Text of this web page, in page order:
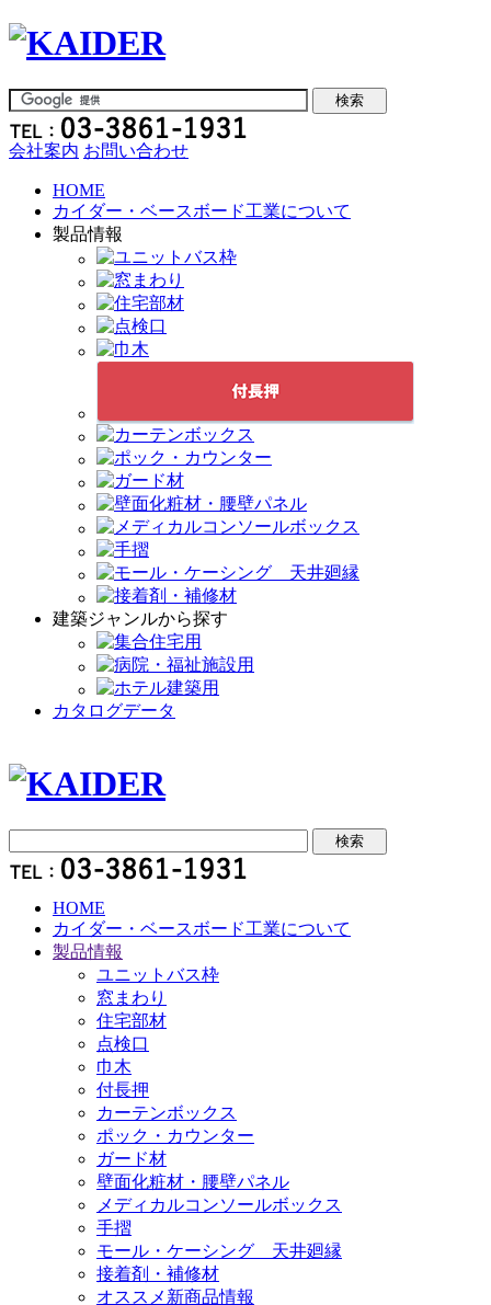
会社案内 お問い合わせ
HOME
カイダー・ベースボード工業について
製品情報
建築ジャンルから探す
カタログデータ
HOME
カイダー・ベースボード工業について
製品情報
ユニットバス枠
窓まわり
住宅部材
点検口
巾木
付長押
カーテンボックス
ポック・カウンター
ガード材
壁面化粧材・腰壁パネル
メディカルコンソールボックス
手摺
モール・ケーシング 天井廻縁
接着剤・補修材
オススメ新商品情報